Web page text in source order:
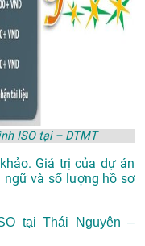
ISO tại – DTMT
Giá trị của dự án
và số lượng hồ sơ
tại Thái Nguyên –